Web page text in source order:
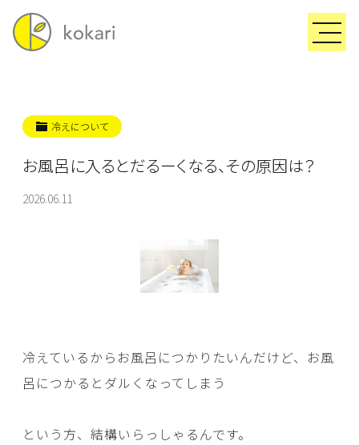
冷えについて
お風呂に入るとだるーくなる、その原因は？
2026.06.11
冷えているからお風呂につかりたいんだけど、お風
呂につかるとダルくなってしまう
という方、結構いらっしゃるんです。